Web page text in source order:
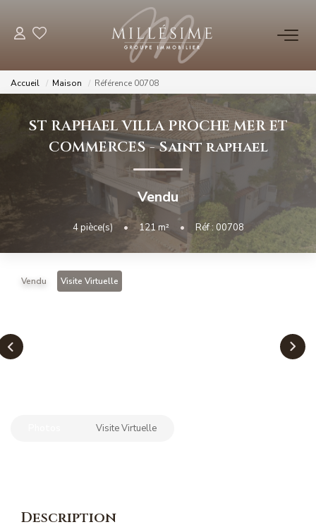
NOS OFFRES
Nos Offres
Nos Biens Vendus
NOS AGENCES
Nos Agences
Nos Équipes
ESTIMATION
Millésimme Immobilier N°4
Accueil Maison Référence 00708
ST RAPHAEL VILLA PROCHE MER ET
COMMERCES-Saint raphael
Vendu
4pièce(s) • 121 m² • Réf : 00708
Vendu Visite Virtuelle
Visite Virtuelle
Description